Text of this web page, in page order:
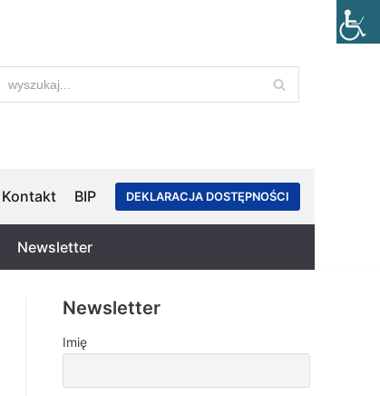
Kontakt BIP DEKLARACJA DOSTĘPNOŚCI
Newsletter
Newsletter
Imię